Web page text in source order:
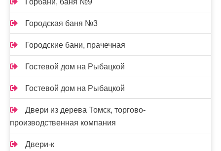
Горбани, баня №9
Городская баня №3
Городские бани, прачечная
Гостевой дом на Рыбацкой
Гостевой дом на Рыбацкой
Двери из дерева Томск, торгово-
производственная компания
Двери-к